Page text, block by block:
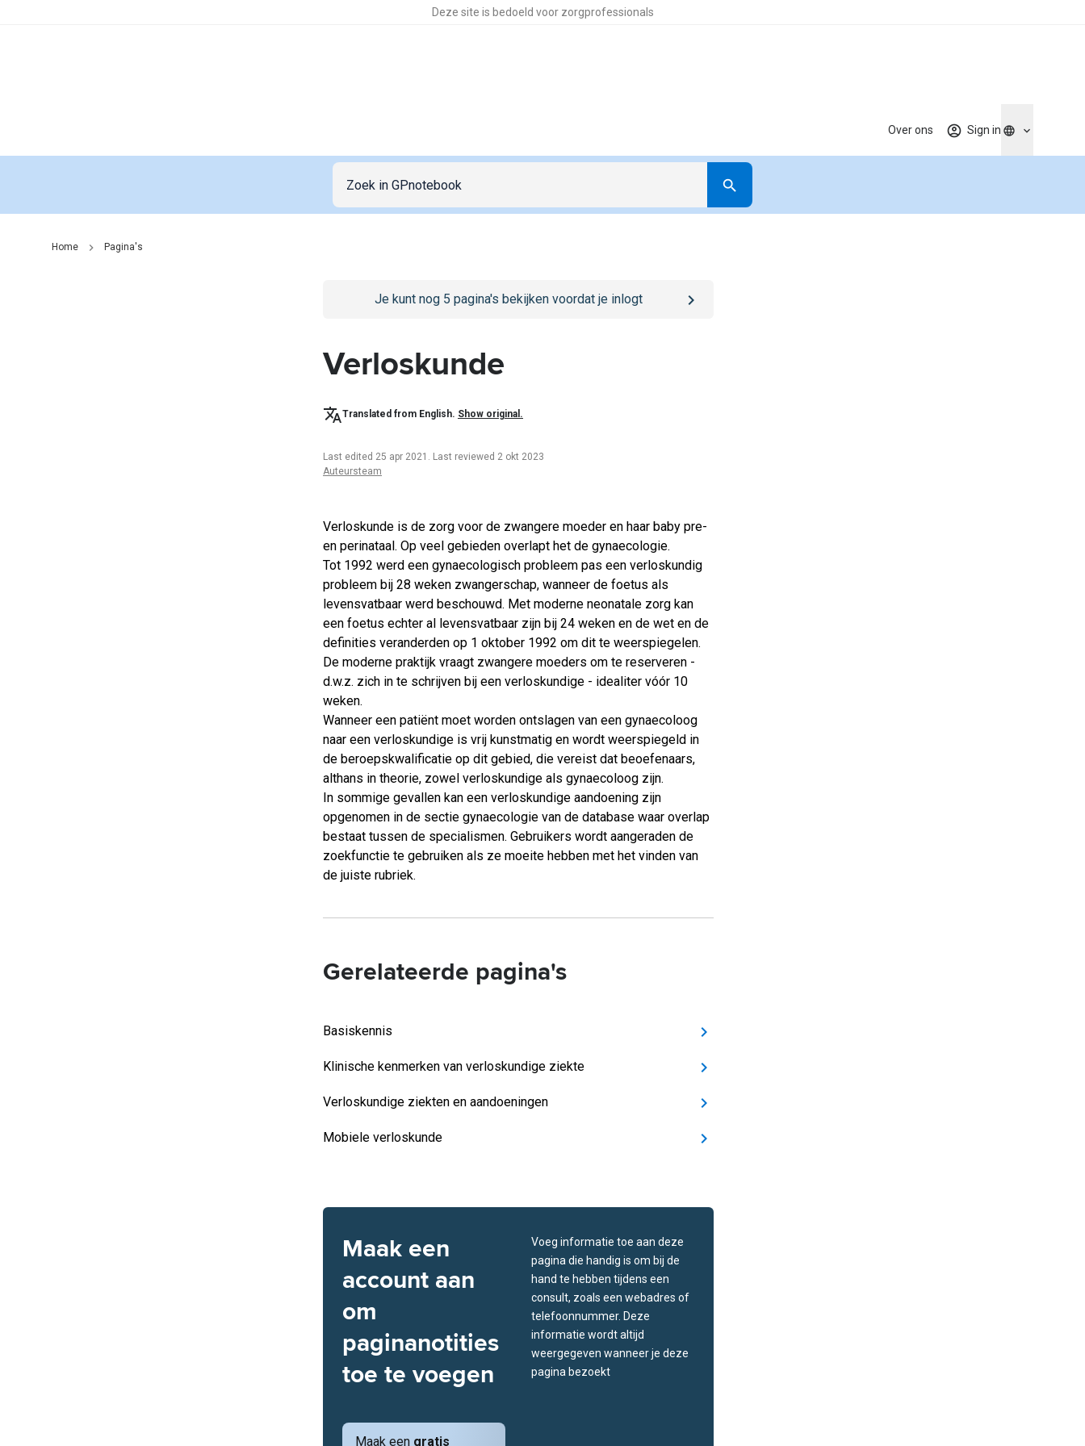
Deze site is bedoeld voor zorgprofessionals
Over ons Sign in
Home Pagina's
/sign-inpage
Je kunt nog 5 pagina's bekijken voordat je inlogt
Verloskunde
Translated from English. Show original.
Last edited 25 apr 2021 . Last reviewed 2 okt 2023
Auteursteam
Verloskunde is de zorg voor de zwangere moeder en haar baby pre-
en perinataal. Op veel gebieden overlapt het de gynaecologie.
Tot 1992 werd een gynaecologisch probleem pas een verloskundig
probleem bij 28 weken zwangerschap, wanneer de foetus als
levensvatbaar werd beschouwd. Met moderne neonatale zorg kan
een foetus echter al levensvatbaar zijn bij 24 weken en de wet en de
definities veranderden op 1 oktober 1992 om dit te weerspiegelen.
De moderne praktijk vraagt zwangere moeders om te reserveren -
d.w.z. zich in te schrijven bij een verloskundige - idealiter vóór 10
weken.
Wanneer een patiënt moet worden ontslagen van een gynaecoloog
naar een verloskundige is vrij kunstmatig en wordt weerspiegeld in
de beroepskwalificatie op dit gebied, die vereist dat beoefenaars,
althans in theorie, zowel verloskundige als gynaecoloog zijn.
In sommige gevallen kan een verloskundige aandoening zijn
opgenomen in de sectie gynaecologie van de database waar overlap
bestaat tussen de specialismen. Gebruikers wordt aangeraden de
zoekfunctie te gebruiken als ze moeite hebben met het vinden van
de juiste rubriek.
Gerelateerde pagina's
Basiskennis
Klinische kenmerken van verloskundige ziekte
Verloskundige ziekten en aandoeningen
Mobiele verloskunde
Maak een
account aan
om
paginanotities
toe te voegen
Maak een gratis
Voeg informatie toe aan deze
pagina die handig is om bij de
hand te hebben tijdens een
consult, zoals een webadres of
telefoonnummer. Deze
informatie wordt altijd
weergegeven wanneer je deze
pagina bezoekt